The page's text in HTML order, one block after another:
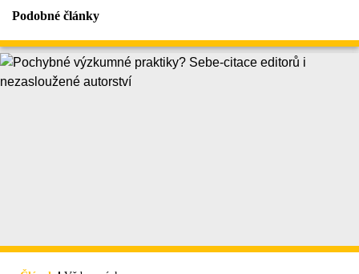
Podobné články